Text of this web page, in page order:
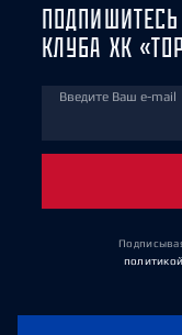
КЛУБА ХК
Введите Ваш e-mail